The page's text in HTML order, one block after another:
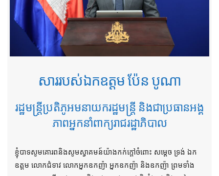
សាររបស់ឯកឧត្តម ប៉ែន បូណា
រដ្ឋមន្ត្រីប្រតិភូអមនាយករដ្ឋមន្ត្រី និងជាប្រធានអង្គ
ភាពអ្នកនាំពាក្យរាជរដ្ឋាភិបាល
ខ្ញុំបាទសូមគោរពនិងសូមស្វាគមន៍យ៉ាងកក់ក្តៅចំពោះ សម្តេច ទ្រង់ ឯក
ឧត្តម លោកជំទាវ លោកអ្នកឧកញ៉ា អ្នកឧកញ៉ា និងឧកញ៉ា ព្រមទាំង